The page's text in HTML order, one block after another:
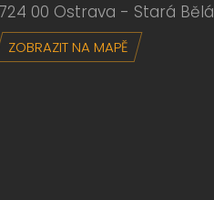
724 00 Ostrava - Stará Bělá
ZOBRAZIT NA MAPĚ